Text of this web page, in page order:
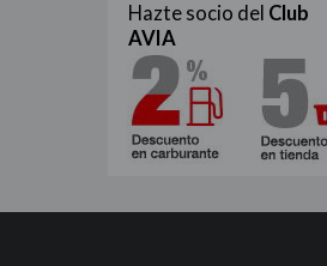
Hazte socio del Club
AVIA